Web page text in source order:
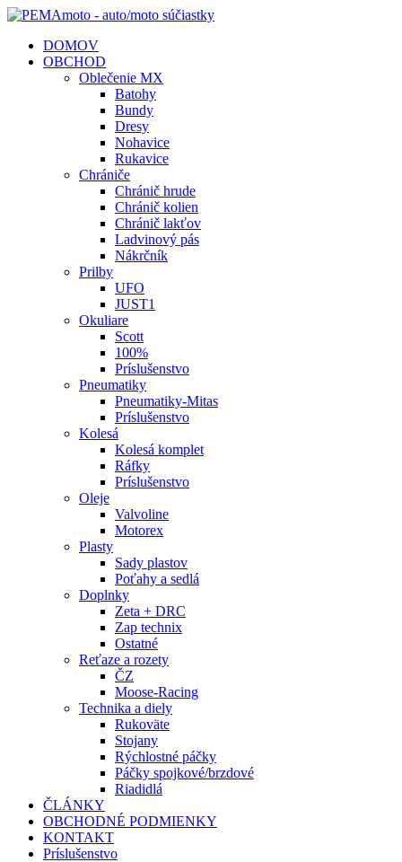
DOMOV
OBCHOD
Oblečenie MX
Batohy
Bundy
Dresy
Nohavice
Rukavice
Chrániče
Chránič hrude
Chránič kolien
Chránič lakťov
Ladvinový pás
Nákrčník
Prilby
UFO
JUST1
Okuliare
Scott
100%
Príslušenstvo
Pneumatiky
Pneumatiky-Mitas
Príslušenstvo
Kolesá
Kolesá komplet
Ráfky
Príslušenstvo
Oleje
Valvoline
Motorex
Plasty
Sady plastov
Poťahy a sedlá
Doplnky
Zeta + DRC
Zap technix
Ostatné
Reťaze a rozety
ČZ
Moose-Racing
Technika a diely
Rukoväte
Stojany
Rýchlostné páčky
Páčky spojkové/brzdové
Riadidlá
ČLÁNKY
OBCHODNÉ PODMIENKY
KONTAKT
Príslušenstvo